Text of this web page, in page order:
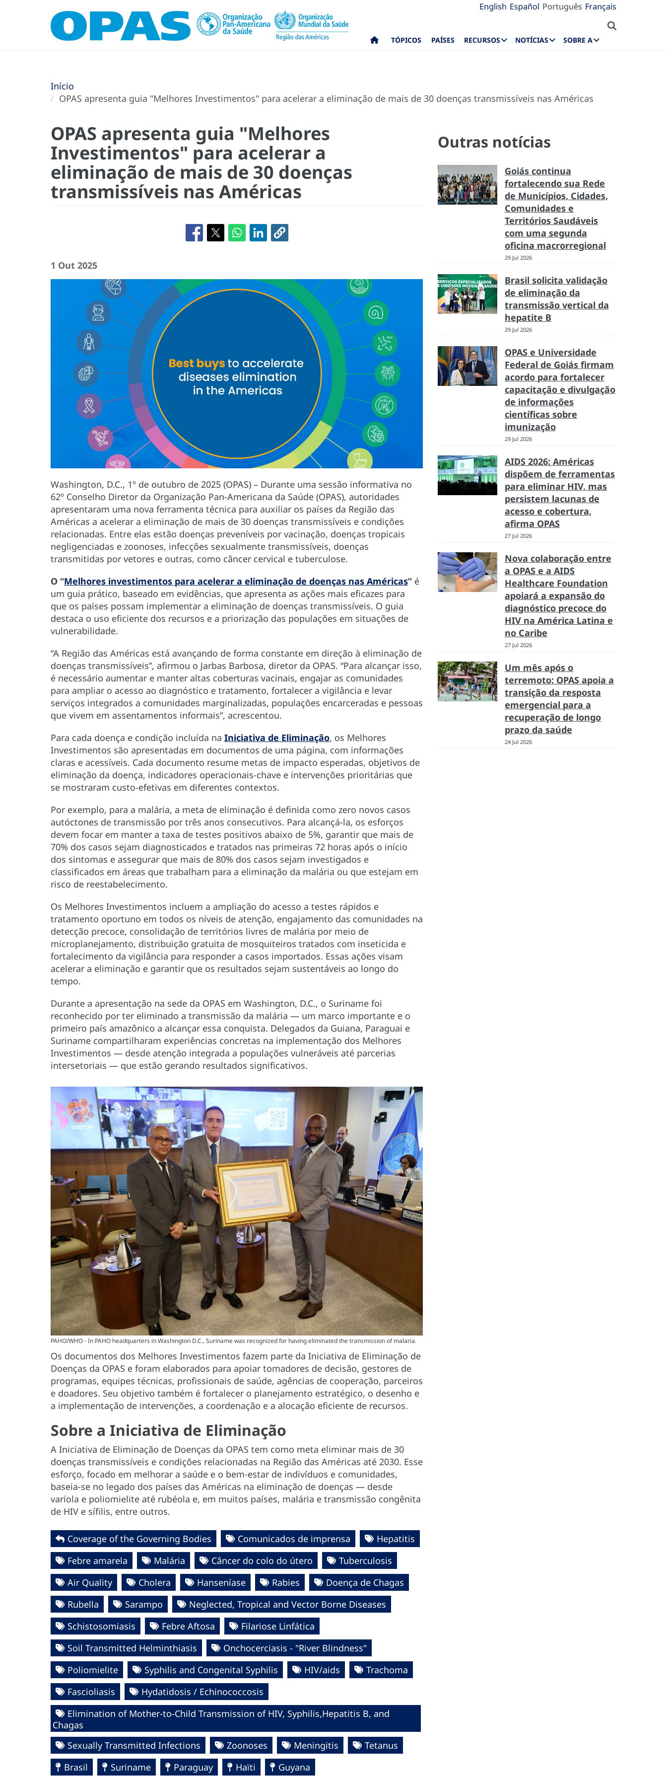
English Español Português Français
TÓPICOS PAÍSES RECURSOS NOTÍCIAS SOBRE A
Início
OPAS apresenta guia "Melhores Investimentos" para acelerar a eliminação de mais de 30 doenças transmissíveis nas Américas
OPAS apresenta guia "Melhores
Investimentos" para acelerar a
eliminação de mais de 30 doenças
transmissíveis nas Américas
1 Out 2025
Washington, D.C., 1º de outubro de 2025 (OPAS) – Durante uma sessão informativa no
62º Conselho Diretor da Organização Pan-Americana da Saúde (OPAS), autoridades
apresentaram uma nova ferramenta técnica para auxiliar os países da Região das
Américas a acelerar a eliminação de mais de 30 doenças transmissíveis e condições
relacionadas. Entre elas estão doenças preveníveis por vacinação, doenças tropicais
negligenciadas e zoonoses, infecções sexualmente transmissíveis, doenças
transmitidas por vetores e outras, como câncer cervical e tuberculose.
O “Melhores investimentos para acelerar a eliminação de doenças nas Américas” é
um guia prático, baseado em evidências, que apresenta as ações mais eficazes para
que os países possam implementar a eliminação de doenças transmissíveis. O guia
destaca o uso eficiente dos recursos e a priorização das populações em situações de
vulnerabilidade.
“A Região das Américas está avançando de forma constante em direção à eliminação de
doenças transmissíveis”, afirmou o Jarbas Barbosa, diretor da OPAS. “Para alcançar isso,
é necessário aumentar e manter altas coberturas vacinais, engajar as comunidades
para ampliar o acesso ao diagnóstico e tratamento, fortalecer a vigilância e levar
serviços integrados a comunidades marginalizadas, populações encarceradas e pessoas
que vivem em assentamentos informais”, acrescentou.
Para cada doença e condição incluída na Iniciativa de Eliminação, os Melhores
Investimentos são apresentadas em documentos de uma página, com informações
claras e acessíveis. Cada documento resume metas de impacto esperadas, objetivos de
eliminação da doença, indicadores operacionais-chave e intervenções prioritárias que
se mostraram custo-efetivas em diferentes contextos.
Por exemplo, para a malária, a meta de eliminação é definida como zero novos casos
autóctones de transmissão por três anos consecutivos. Para alcançá-la, os esforços
devem focar em manter a taxa de testes positivos abaixo de 5%, garantir que mais de
70% dos casos sejam diagnosticados e tratados nas primeiras 72 horas após o início
dos sintomas e assegurar que mais de 80% dos casos sejam investigados e
classificados em áreas que trabalham para a eliminação da malária ou que estejam em
risco de reestabelecimento.
Os Melhores Investimentos incluem a ampliação do acesso a testes rápidos e
tratamento oportuno em todos os níveis de atenção, engajamento das comunidades na
detecção precoce, consolidação de territórios livres de malária por meio de
microplanejamento, distribuição gratuita de mosquiteiros tratados com inseticida e
fortalecimento da vigilância para responder a casos importados. Essas ações visam
acelerar a eliminação e garantir que os resultados sejam sustentáveis ao longo do
tempo.
Durante a apresentação na sede da OPAS em Washington, D.C., o Suriname foi
reconhecido por ter eliminado a transmissão da malária — um marco importante e o
primeiro país amazônico a alcançar essa conquista. Delegados da Guiana, Paraguai e
Suriname compartilharam experiências concretas na implementação dos Melhores
Investimentos — desde atenção integrada a populações vulneráveis até parcerias
intersetoriais — que estão gerando resultados significativos.
PAHO/WHO - In PAHO headquarters in Washington D.C., Suriname was recognized for having eliminated the transmission of malaria.
Os documentos dos Melhores Investimentos fazem parte da Iniciativa de Eliminação de
Doenças da OPAS e foram elaborados para apoiar tomadores de decisão, gestores de
programas, equipes técnicas, profissionais de saúde, agências de cooperação, parceiros
e doadores. Seu objetivo também é fortalecer o planejamento estratégico, o desenho e
a implementação de intervenções, a coordenação e a alocação eficiente de recursos.
Sobre a Iniciativa de Eliminação
A Iniciativa de Eliminação de Doenças da OPAS tem como meta eliminar mais de 30
doenças transmissíveis e condições relacionadas na Região das Américas até 2030. Esse
esforço, focado em melhorar a saúde e o bem-estar de indivíduos e comunidades,
baseia-se no legado dos países das Américas na eliminação de doenças — desde
varíola e poliomielite até rubéola e, em muitos países, malária e transmissão congênita
de HIV e sífilis, entre outros.
Coverage of the Governing Bodies Comunicados de imprensa
Hepatitis
Febre amarela
Malária Câncer do colo do útero
Tuberculosis
Air Quality
Cholera Hanseníase Rabies
Doença de Chagas
Rubella
Sarampo
Neglected, Tropical and Vector Borne Diseases
Schistosomiasis
Febre Aftosa
Filariose Linfática
Soil Transmitted Helminthiasis
Onchocerciasis - "River Blindness"
Poliomielite
Syphilis and Congenital Syphilis HIV/aids
Trachoma
Fascioliasis
Hydatidosis / Echinococcosis
Elimination of Mother-to-Child Transmission of HIV, Syphilis,Hepatitis B, and
Chagas
Sexually Transmitted Infections
Zoonoses Meningitis
Tetanus
Brasil
Suriname Paraguay Haïti Guyana
Outras notícias
Goiás continua
fortalecendo sua Rede
de Municípios, Cidades,
Comunidades e
Territórios Saudáveis
com uma segunda
oficina macrorregional
29 Jul 2026
Brasil solicita validação
de eliminação da
transmissão vertical da
hepatite B
29 Jul 2026
OPAS e Universidade
Federal de Goiás firmam
acordo para fortalecer
capacitação e divulgação
de informações
científicas sobre
imunização
29 Jul 2026
AIDS 2026: Américas
dispõem de ferramentas
para eliminar HIV, mas
persistem lacunas de
acesso e cobertura,
afirma OPAS
27 Jul 2026
Nova colaboração entre
a OPAS e a AIDS
Healthcare Foundation
apoiará a expansão do
diagnóstico precoce do
HIV na América Latina e
no Caribe
27 Jul 2026
Um mês após o
terremoto: OPAS apoia a
transição da resposta
emergencial para a
recuperação de longo
prazo da saúde
24 Jul 2026